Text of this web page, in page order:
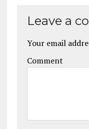
Leave a
Your email
Comment